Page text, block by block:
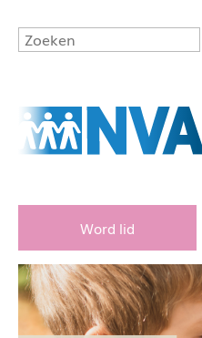
Word lid